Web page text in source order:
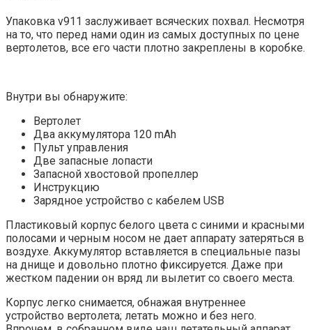
Упаковка v911 заслуживает всяческих похвал. Несмотря
на то, что перед нами один из самых доступных по цене
вертолетов, все его части плотно закреплены в коробке.
Внутри вы обнаружите:
Вертолет
Два аккумулятора 120 mAh
Пульт управления
Две запасные лопасти
Запасной хвостовой пропеллер
Инструкцию
Зарядное устройство с кабелем USB
Пластиковый корпус белого цвета с синими и красными
полосами и черным носом не дает аппарату затеряться в
воздухе. Аккумулятор вставляется в специальные пазы
на днище и довольно плотно фиксируется. Даже при
жестком падении он вряд ли вылетит со своего места.
Корпус легко снимается, обнажая внутреннее
устройство вертолета; летать можно и без него.